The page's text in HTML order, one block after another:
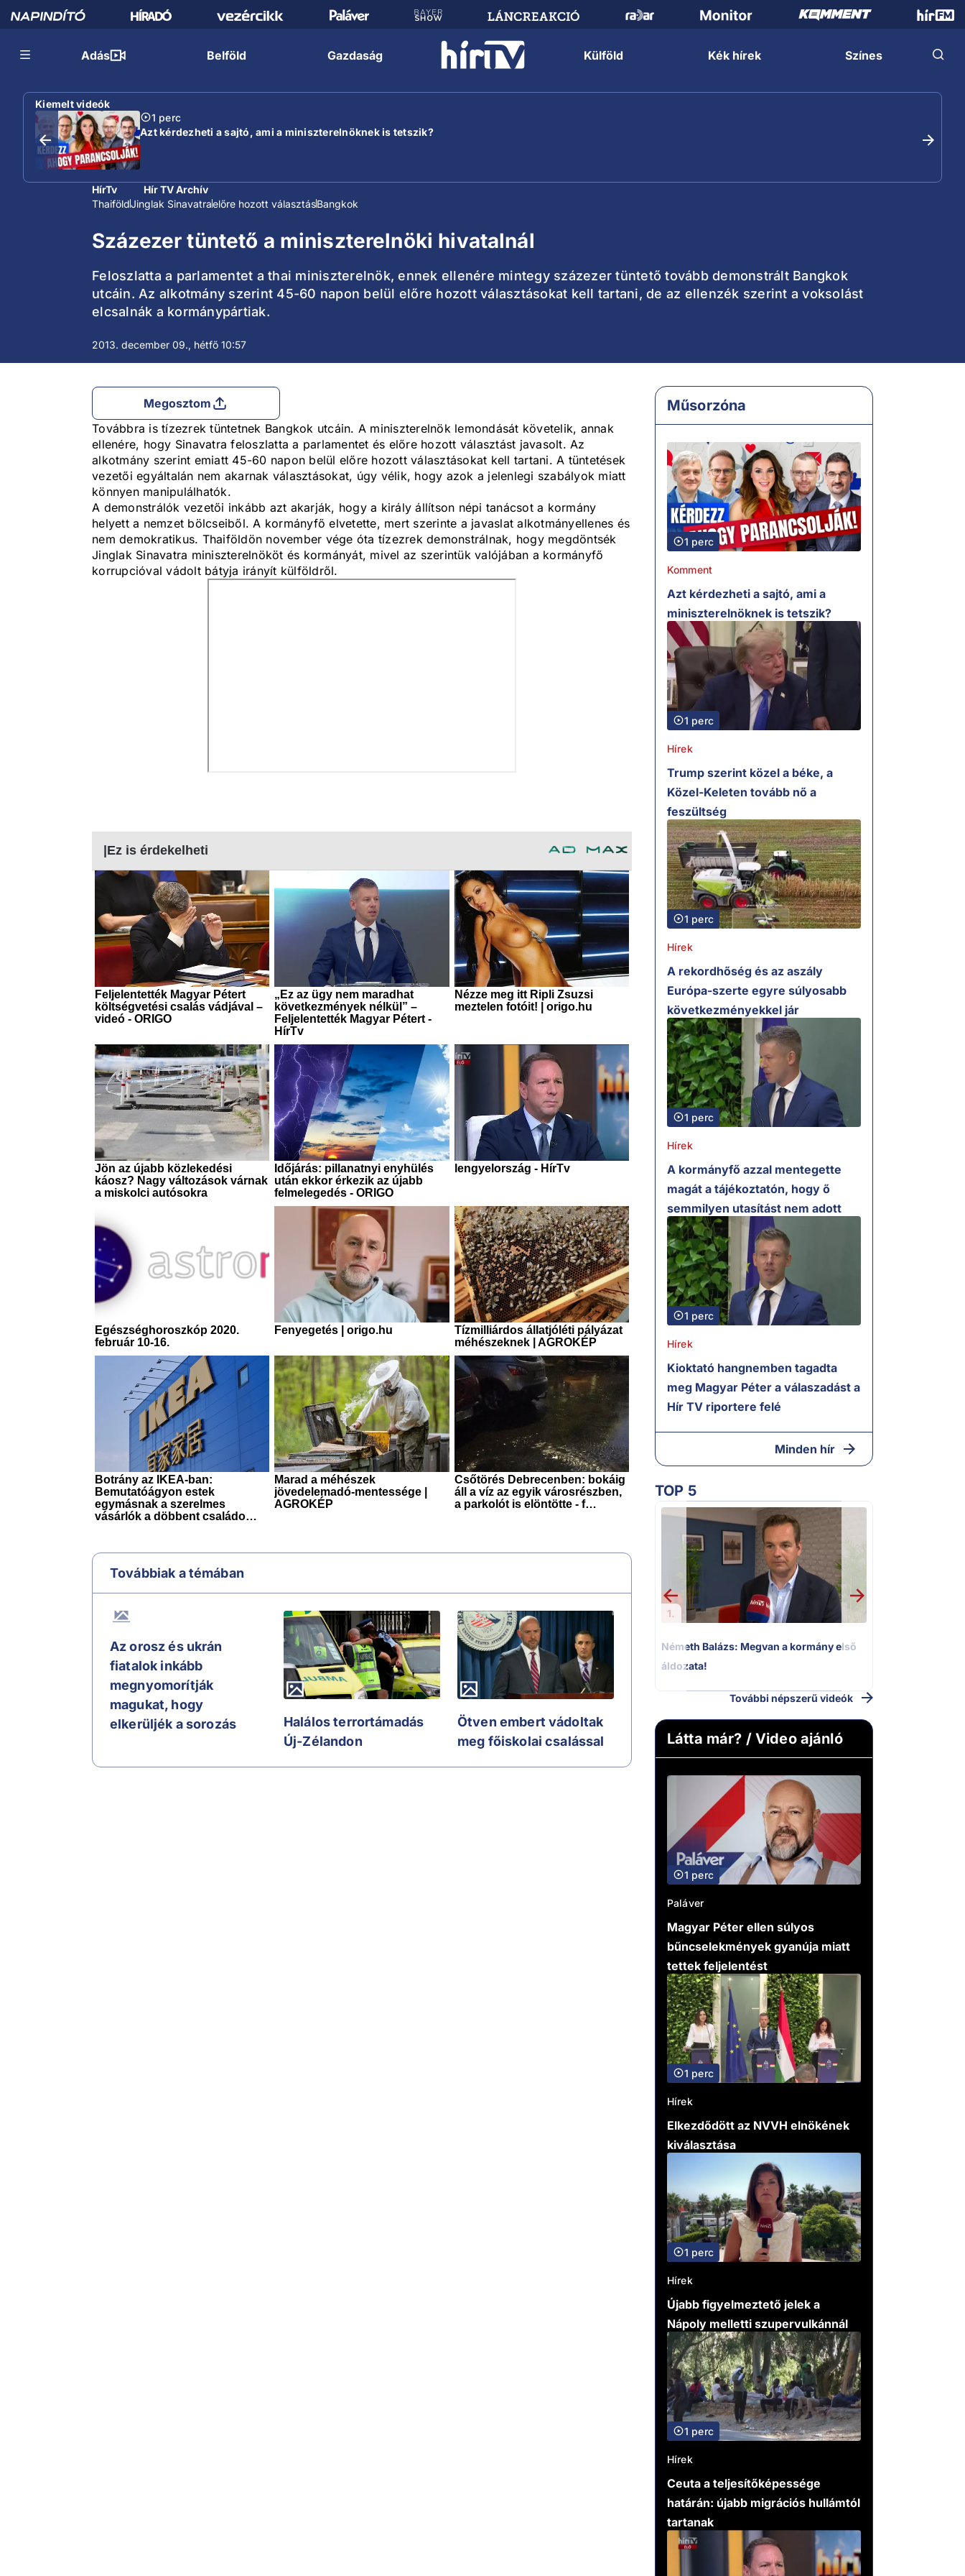
Adás Belföld Gazdaság Külföld Kék hírek Színes
Kiemelt videók
1 perc
Azt kérdezheti a sajtó, ami a miniszterelnöknek is tetszik?
HírTv
Hír TV Archív
ThaiföldJinglak Sinavatraelőre hozott választásBangkok
Százezer tüntető a miniszterelnöki hivatalnál
Feloszlatta a parlamentet a thai miniszterelnök, ennek ellenére mintegy százezer tüntető tovább demonstrált Bangkok
utcáin. Az alkotmány szerint 45-60 napon belül előre hozott választásokat kell tartani, de az ellenzék szerint a voksolást
elcsalnák a kormánypártiak.
2013. december 09., hétfő 10:57
Megosztom
Továbbra is tízezrek tüntetnek Bangkok utcáin. A miniszterelnök lemondását követelik, annak
ellenére, hogy Sinavatra feloszlatta a parlamentet és előre hozott választást javasolt. Az
alkotmány szerint emiatt 45-60 napon belül előre hozott választásokat kell tartani. A tüntetések
vezetői egyáltalán nem akarnak választásokat, úgy vélik, hogy azok a jelenlegi szabályok miatt
könnyen manipulálhatók.
A demonstrálók vezetői inkább azt akarják, hogy a király állítson népi tanácsot a kormány
helyett a nemzet bölcseiből. A kormányfő elvetette, mert szerinte a javaslat alkotmányellenes és
nem demokratikus. Thaiföldön november vége óta tízezrek demonstrálnak, hogy megdöntsék
Jinglak Sinavatra miniszterelnököt és kormányát, mivel az szerintük valójában a kormányfő
korrupcióval vádolt bátyja irányít külföldről.
Továbbiak a témában
Az orosz és ukrán
fiatalok inkább
megnyomorítják
magukat, hogy
elkerüljék a sorozás
Halálos terrortámadás
Új-Zélandon
Ötven embert vádoltak
meg főiskolai csalással
Műsorzóna
1 perc
Komment
Azt kérdezheti a sajtó, ami a
miniszterelnöknek is tetszik?
1 perc
Hírek
Trump szerint közel a béke, a
Közel-Keleten tovább nő a
feszültség
1 perc
Hírek
A rekordhőség és az aszály
Európa-szerte egyre súlyosabb
következményekkel jár
1 perc
Hírek
A kormányfő azzal mentegette
magát a tájékoztatón, hogy ő
semmilyen utasítást nem adott
1 perc
Hírek
Kioktató hangnemben tagadta
meg Magyar Péter a válaszadást a
Hír TV riportere felé
Minden hír
TOP 5
1.
Németh Balázs: Megvan a kormány első
áldozata!
További népszerű videók
Látta már? / Video ajánló
1 perc
Paláver
Magyar Péter ellen súlyos
bűncselekmények gyanúja miatt
tettek feljelentést
1 perc
Hírek
Elkezdődött az NVVH elnökének
kiválasztása
1 perc
Hírek
Újabb figyelmeztető jelek a
Nápoly melletti szupervulkánnál
1 perc
Hírek
Ceuta a teljesítőképessége
határán: újabb migrációs hullámtól
tartanak